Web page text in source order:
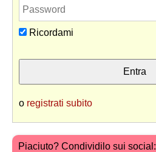
Ricordami
o registrati subito
Piaciuto? Condividilo sui social: